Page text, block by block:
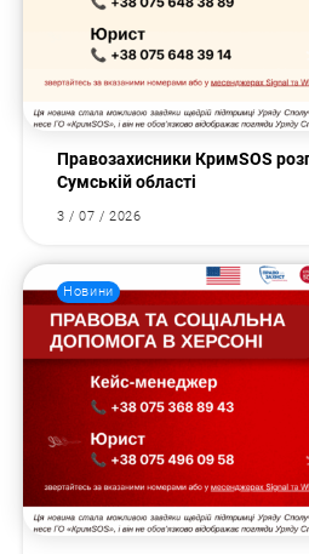
Правозахисники КримSOS
Сумській області
3 / 07 / 2026
Новини